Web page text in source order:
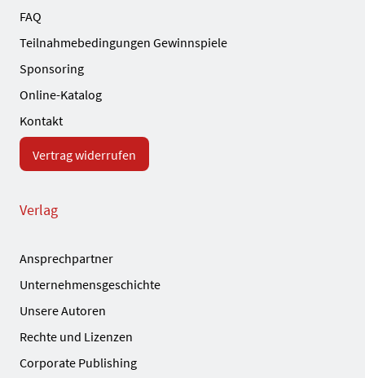
FAQ
Teilnahmebedingungen Gewinnspiele
Sponsoring
Online-Katalog
Kontakt
Vertrag widerrufen
Verlag
Ansprechpartner
Unternehmensgeschichte
Unsere Autoren
Rechte und Lizenzen
Corporate Publishing